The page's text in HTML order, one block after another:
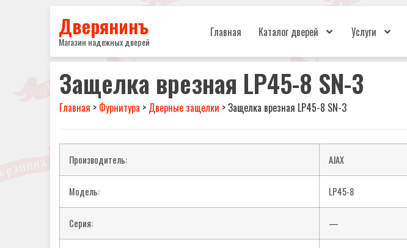
Дверянинъ
Магазин надежных дверей
Главная Каталог дверей Услуги
Защелка врезная LP45-8 SN-3
Главная > Фурнитура > Дверные защелки >Защелка врезная LP45-8 SN-3
Производитель: AJAX
Модель: LP45-8
Серия: —